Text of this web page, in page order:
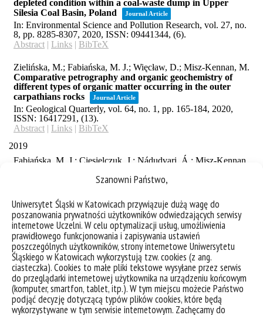
Szanowni Państwo,
Uniwersytet Śląski w Katowicach przywiązuje dużą wagę do
poszanowania prywatności użytkowników odwiedzających serwisy
internetowe Uczelni. W celu optymalizacji usług, umożliwienia
prawidłowego funkcjonowania i zapisywania ustawień
poszczególnych użytkowników, strony internetowe Uniwersytetu
Śląskiego w Katowicach wykorzystują tzw. cookies (z ang.
ciasteczka). Cookies to małe pliki tekstowe wysyłane przez serwis
do przeglądarki internetowej użytkownika na urządzeniu końcowym
(komputer, smartfon, tablet, itp.). W tym miejscu możecie Państwo
podjąć decyzję dotyczącą typów plików cookies, które będą
wykorzystywane w tym serwisie internetowym. Zachęcamy do